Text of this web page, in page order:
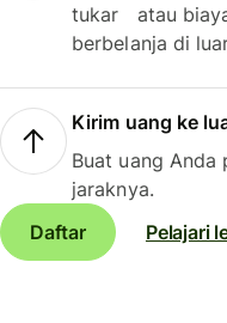
tukar atau
berbelanja di
Kirim uang ke
Buat uang
jaraknya.
Daftar
Pelajari